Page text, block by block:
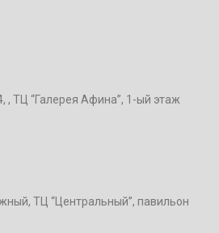
, ТЦ “Галерея Афина”, 1-ый этаж
ТЦ “Центральный”, павильон